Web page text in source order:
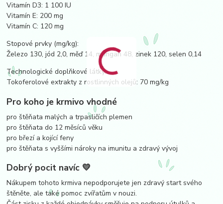
Vitamín D3: 1 100 IU
Vitamín E: 200 mg
Vitamín C: 120 mg
Stopové prvky (mg/kg):
Železo 130, jód 2,0, měď 14, mangan 48, zinek 120, selen 0,14
Technologické doplňkové látky:
Tokoferolové extrakty z rostlinných olejů: 70 mg/kg
Pro koho je krmivo vhodné
pro štěňata malých a trpasličích plemen
pro štěňata do 12 měsíců věku
pro březí a kojící feny
pro štěňata s vyššími nároky na imunitu a zdravý vývoj
Dobrý pocit navíc 💛
Nákupem tohoto krmiva nepodporujete jen zdravý start svého
štěněte, ale také pomoc zvířatům v nouzi.